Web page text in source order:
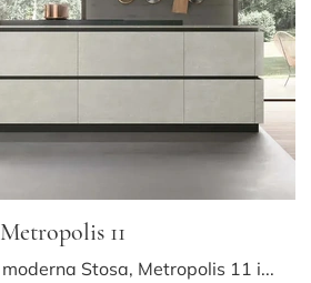
Metropolis 11
Se vuoi una cucina moderna Stosa, Metropolis 11 in Pet ti attende nel nostro negozio di Cucine Moderne con isola.